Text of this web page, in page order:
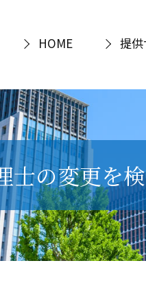
HOME 提
士の変更を